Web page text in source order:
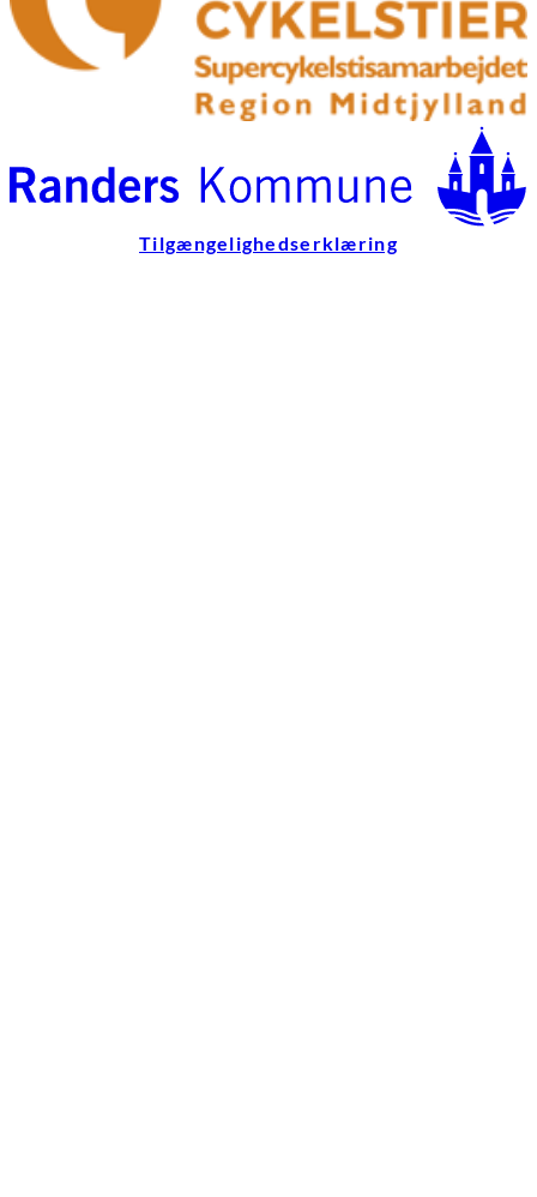
Tilgængelighedserklæring